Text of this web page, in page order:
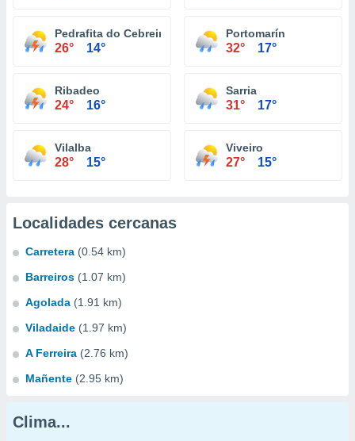
Pedrafita do Cebreiro
26° 14°
Portomarín
32° 17°
Ribadeo
24° 16°
Sarria
31° 17°
Vilalba
28° 15°
Viveiro
27° 15°
Localidades cercanas
Carretera (0.54 km)
Barreiros (1.07 km)
Agolada (1.91 km)
Viladaide (1.97 km)
A Ferreira (2.76 km)
Mañente (2.95 km)
Clima...